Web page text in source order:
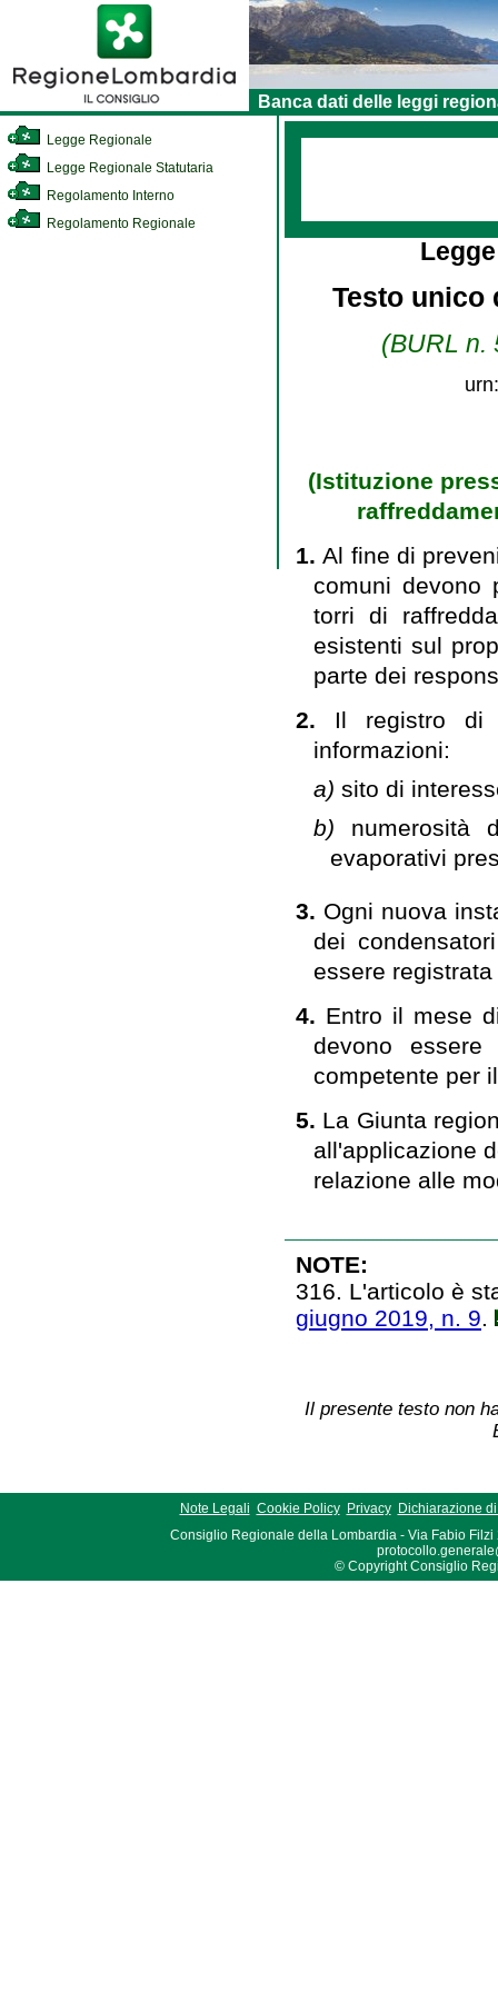
Banca dati delle leggi
Legge Regionale
Legge Regionale Statutaria
Regolamento Interno
Regolamento Regionale
Testo unico
(BURL n.
(Istituzione
1.Al fine di
comuni devono
torri di
esistenti sul
parte dei
2. Il registro di
informazioni:
a) sito di
b) numerosità
evaporativi
3. Ogni nuova
dei
essere
4. Entro il mese
devono
competente per
5. La Giunta
all'applicazione
relazione alle
NOTE:
316. L'articolo è
giugno 2019, n. 9.
Il presente testo non
Note Legali Cookie Policy Privacy
Dichiarazione
Consiglio Regionale della Lombardia - Via Fabio Filzi
© Copyright Consiglio